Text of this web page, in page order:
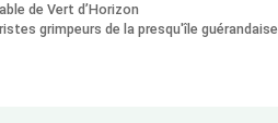
de Vert d’Horizon
grimpeurs de la presqu'île guérandaise